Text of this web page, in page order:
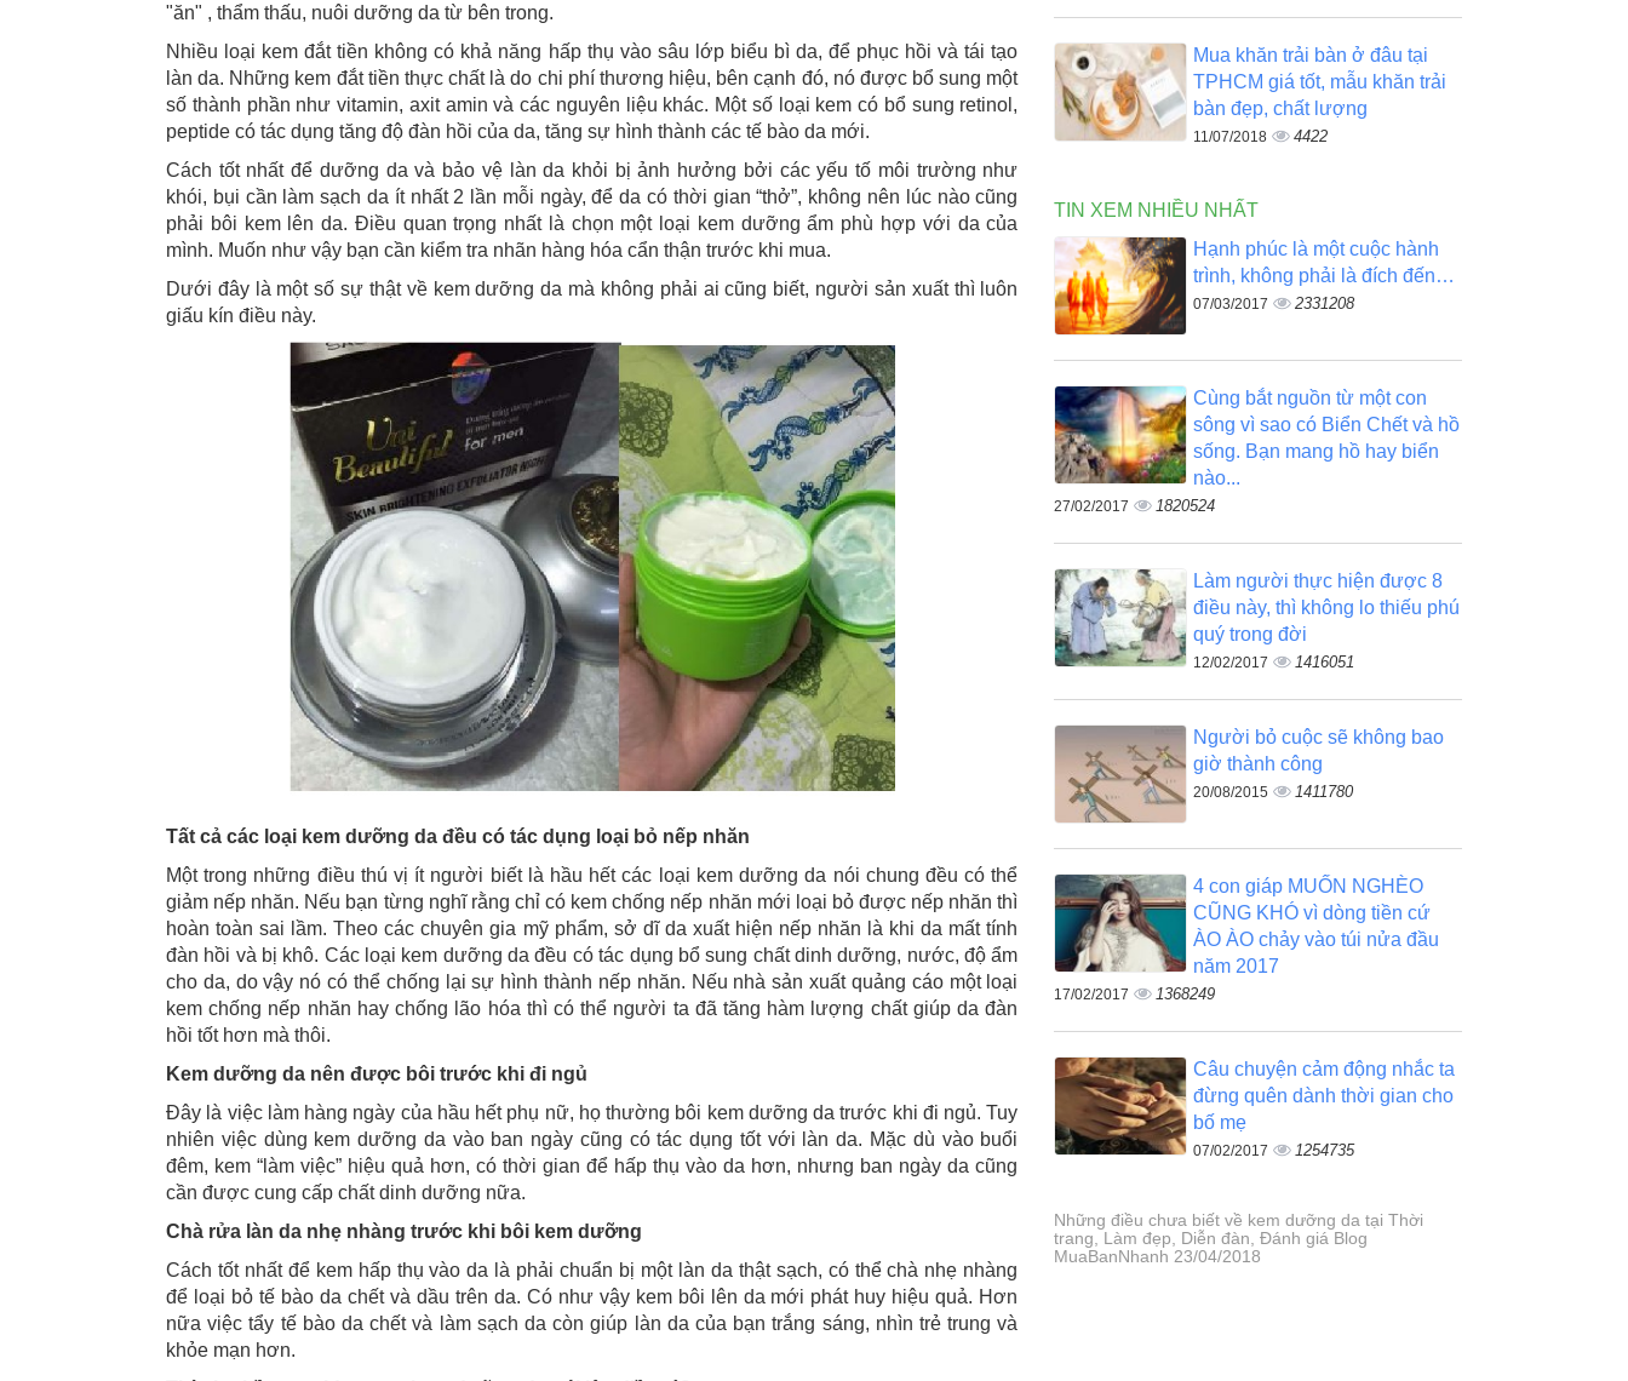
"ăn" , thẩm thấu, nuôi dưỡng da từ bên trong.
Nhiều loại kem đắt tiền không có khả năng hấp thụ vào sâu lớp biểu bì da, để phục hồi và tái tạo
làn da. Những kem đắt tiền thực chất là do chi phí thương hiệu, bên cạnh đó, nó được bổ sung một
số thành phần như vitamin, axit amin và các nguyên liệu khác. Một số loại kem có bổ sung retinol,
peptide có tác dụng tăng độ đàn hồi của da, tăng sự hình thành các tế bào da mới.
Cách tốt nhất để dưỡng da và bảo vệ làn da khỏi bị ảnh hưởng bởi các yếu tố môi trường như
khói, bụi cần làm sạch da ít nhất 2 lần mỗi ngày, để da có thời gian “thở”, không nên lúc nào cũng
phải bôi kem lên da. Điều quan trọng nhất là chọn một loại kem dưỡng ẩm phù hợp với da của
mình. Muốn như vậy bạn cần kiểm tra nhãn hàng hóa cẩn thận trước khi mua.
Dưới đây là một số sự thật về kem dưỡng da mà không phải ai cũng biết, người sản xuất thì luôn
giấu kín điều này.
Tất cả các loại kem dưỡng da đều có tác dụng loại bỏ nếp nhăn
Một trong những điều thú vị ít người biết là hầu hết các loại kem dưỡng da nói chung đều có thể
giảm nếp nhăn. Nếu bạn từng nghĩ rằng chỉ có kem chống nếp nhăn mới loại bỏ được nếp nhăn thì
hoàn toàn sai lầm. Theo các chuyên gia mỹ phẩm, sở dĩ da xuất hiện nếp nhăn là khi da mất tính
đàn hồi và bị khô. Các loại kem dưỡng da đều có tác dụng bổ sung chất dinh dưỡng, nước, độ ẩm
cho da, do vậy nó có thể chống lại sự hình thành nếp nhăn. Nếu nhà sản xuất quảng cáo một loại
kem chống nếp nhăn hay chống lão hóa thì có thể người ta đã tăng hàm lượng chất giúp da đàn
hồi tốt hơn mà thôi.
Kem dưỡng da nên được bôi trước khi đi ngủ
Đây là việc làm hàng ngày của hầu hết phụ nữ, họ thường bôi kem dưỡng da trước khi đi ngủ. Tuy
nhiên việc dùng kem dưỡng da vào ban ngày cũng có tác dụng tốt với làn da. Mặc dù vào buổi
đêm, kem “làm việc” hiệu quả hơn, có thời gian để hấp thụ vào da hơn, nhưng ban ngày da cũng
cần được cung cấp chất dinh dưỡng nữa.
Chà rửa làn da nhẹ nhàng trước khi bôi kem dưỡng
Cách tốt nhất để kem hấp thụ vào da là phải chuẩn bị một làn da thật sạch, có thể chà nhẹ nhàng
để loại bỏ tế bào da chết và dầu trên da. Có như vậy kem bôi lên da mới phát huy hiệu quả. Hơn
nữa việc tẩy tế bào da chết và làm sạch da còn giúp làn da của bạn trắng sáng, nhìn trẻ trung và
khỏe mạn hơn.
Mua khăn trải bàn ở đâu tại
TPHCM giá tốt, mẫu khăn trải
bàn đẹp, chất lượng
11/07/2018 4422
TIN XEM NHIỀU NHẤT
Hạnh phúc là một cuộc hành
trình, không phải là đích đến…
07/03/2017 2331208
Cùng bắt nguồn từ một con
sông vì sao có Biển Chết và hồ
sống. Bạn mang hồ hay biển
nào...
27/02/2017 1820524
Làm người thực hiện được 8
điều này, thì không lo thiếu phú
quý trong đời
12/02/2017 1416051
Người bỏ cuộc sẽ không bao
giờ thành công
20/08/2015 1411780
4 con giáp MUỐN NGHÈO
CŨNG KHÓ vì dòng tiền cứ
ÀO ÀO chảy vào túi nửa đầu
năm 2017
17/02/2017 1368249
Câu chuyện cảm động nhắc ta
đừng quên dành thời gian cho
bố mẹ
07/02/2017 1254735
Những điều chưa biết về kem dưỡng da tại Thời
trang, Làm đẹp, Diễn đàn, Đánh giá Blog
MuaBanNhanh 23/04/2018